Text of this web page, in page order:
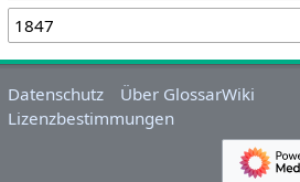
Datenschutz
Über GlossarWiki
Lizenzbestimmungen